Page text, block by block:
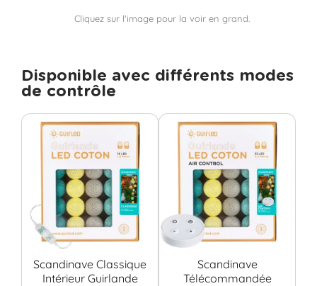
Cliquez sur l'image pour la voir en grand.
Disponible avec différents modes
de contrôle
Scandinave Classique
Intérieur Guirlande
Scandinave
Télécommandée